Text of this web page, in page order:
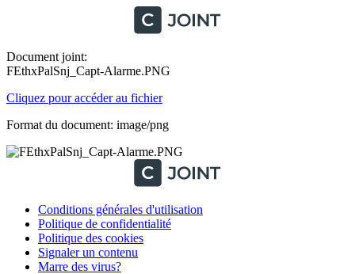
Document joint:
FEthxPalSnj_Capt-Alarme.PNG
Cliquez pour accéder au fichier
Format du document: image/png
Conditions générales d'utilisation
Politique de confidentialité
Politique des cookies
Signaler un contenu
Marre des virus?